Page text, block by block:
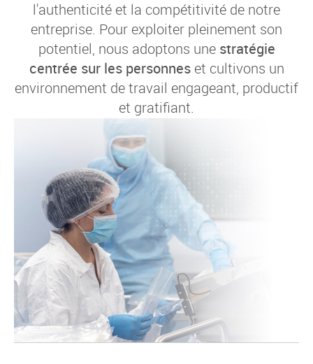
l'authenticité et la compétitivité de notre
entreprise. Pour exploiter pleinement son
potentiel, nous adoptons unestratégie
centrée sur les personneset cultivons un
environnement de travail engageant, productif
et gratifiant.